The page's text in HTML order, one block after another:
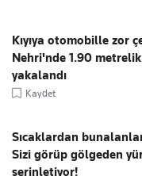
Kıyıya otomobille zor
Nehri'nde 1.90 metrelik
yakalandı
Kaydet
Sıcaklardan
Sizi görüp gölgeden
serinletiyor!